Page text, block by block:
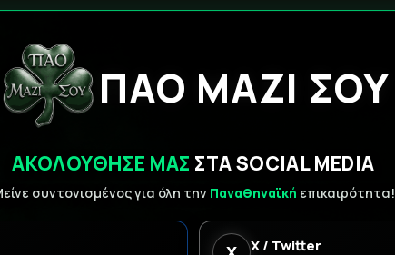
ΠΑΟ ΜΑΖΙ ΣΟΥ
ΑΚΟΛΟΥΘΗΣΕ ΜΑΣ ΣΤΑ SOCIAL MEDIA
συντονισμένος για όλη την Παναθηναϊκή επικαιρότητα!
X / Twitter